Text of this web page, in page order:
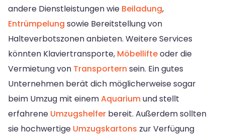
andere Dienstleistungen wie Beiladung,
Entrümpelung sowie Bereitstellung von
Halteverbotszonen anbieten. Weitere Services
könnten Klaviertransporte, Möbellifteoder die
Vermietung von Transportern sein. Ein gutes
Unternehmen berät dich möglicherweise sogar
beim Umzug mit einemAquariumund stellt
erfahrene Umzugshelfer bereit. Außerdem sollten
sie hochwertige Umzugskartons zur Verfügung